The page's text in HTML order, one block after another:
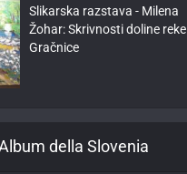
Slikarska razstava - Milena
Žohar: Skrivnosti doline reke
Gračnice
della Slovenia